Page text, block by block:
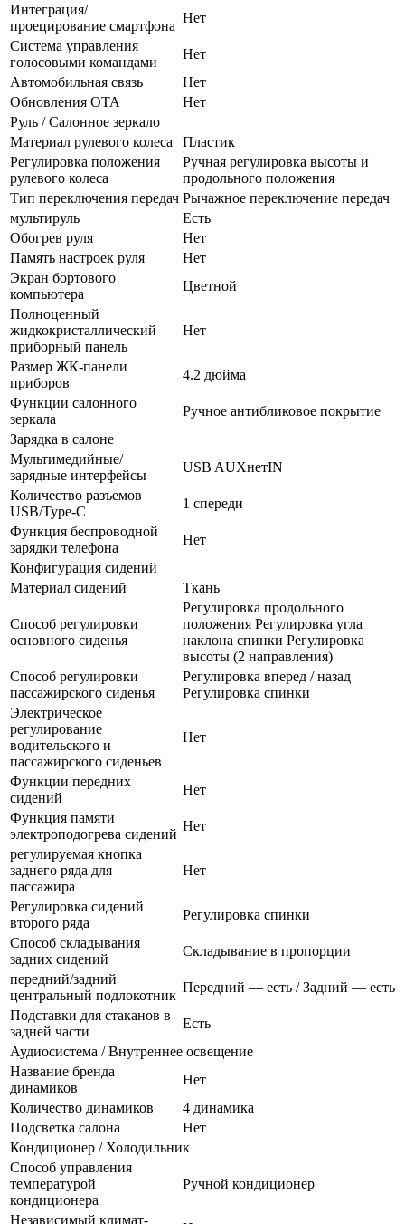
Интеграция/
проецирование смартфона
Нет
Система управления
голосовыми командами
Нет
Автомобильная связь
Нет
Обновления OTA
Нет
Руль / Салонное зеркало
Материал рулевого колеса
Пластик
Регулировка положения
рулевого колеса
Ручная регулировка высоты и
продольного положения
Тип переключения передач Рычажное переключение передач
мультируль
Есть
Обогрев руля
Нет
Память настроек руля
Нет
Экран бортового
компьютера
Цветной
Полноценный
жидкокристаллический
приборный панель
Нет
Размер ЖК-панели
приборов
4.2 дюйма
Функции салонного
зеркала
Ручное антибликовое покрытие
Зарядка в салоне
Мультимедийные/
зарядные интерфейсы
USB AUXнетIN
Количество разъемов
USB/Type-C
1 спереди
Функция беспроводной
зарядки телефона
Нет
Конфигурация сидений
Материал сидений
Ткань
Способ регулировки
основного сиденья
Регулировка продольного
положения Регулировка угла
наклона спинки Регулировка
высоты (2 направления)
Способ регулировки
пассажирского сиденья
Регулировка вперед / назад
Регулировка спинки
Электрическое
регулирование
водительского и
пассажирского сиденьев
Нет
Функции передних
сидений
Нет
Функция памяти
электроподогрева сидений
Нет
регулируемая кнопка
заднего ряда для
пассажира
Нет
Регулировка сидений
второго ряда
Регулировка спинки
Способ складывания
задних сидений
Складывание в пропорции
передний/задний
центральный подлокотник
Передний — есть / Задний — есть
Подставки для стаканов в
задней части
Есть
Аудиосистема / Внутреннее освещение
Название бренда
динамиков
Нет
Количество динамиков
4 динамика
Подсветка салона
Нет
Кондиционер / Холодильник
Способ управления
температурой
кондиционера
Ручной кондиционер
Независимый климат-